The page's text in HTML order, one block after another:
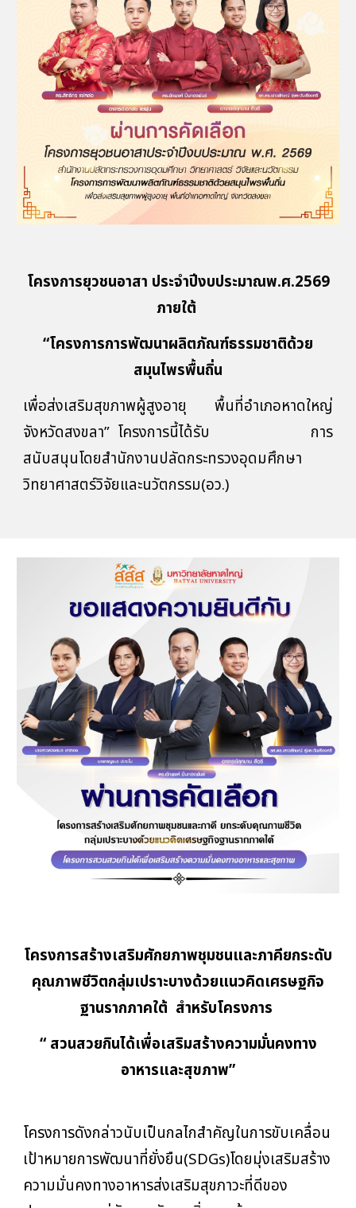
โครงการยุวชนอาสา ประจำปีงบประมาณพ.ศ.2569
ภายใต้
“โครงการการพัฒนาผลิตภัณฑ์ธรรมชาติด้วย
สมุนไพรพื้นถิ่น
เพื่อส่งเสริมสุขภาพผู้สูงอายุ พื้นที่อำเภอหาดใหญ่
จังหวัดสงขลา” โครงการนี้ได้รับ การ
สนับสนุนโดยสำนักงานปลัดกระทรวงอุดมศึกษา
วิทยาศาสตร์วิจัยและนวัตกรรม(อว.)
โครงการสร้างเสริมศักยภาพชุมชนและภาคียกระดับ
คุณภาพชีวิตกลุ่มเปราะบางด้วยแนวคิดเศรษฐกิจ
ฐานรากภาคใต้ สำหรับโครงการ
“ สวนสวยกินได้เพื่อเสริมสร้างความมั่นคงทาง
อาหารและสุขภาพ”
โครงการดังกล่าวนับเป็นกลไกสำคัญในการขับเคลื่อน
เป้าหมายการพัฒนาที่ยั่งยืน(SDGs)โดยมุ่งเสริมสร้าง
ความมั่นคงทางอาหารส่งเสริมสุขภาวะที่ดีของ